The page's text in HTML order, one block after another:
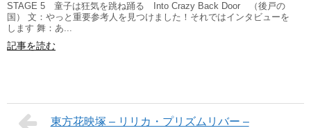
STAGE 5 童子は狂気を跳ね踊る Into Crazy Back Door （後戸の
国） 文：やっと重要参考人を見つけました！それではインタビューを
します 舞：あ...
記事を読む
東方花映塚 – リリカ・プリズムリバー –